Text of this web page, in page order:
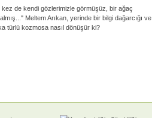
de kendi gözlerimizle görmüşüz, bir ağaç
Meltem Arıkan, yerinde bir bilgi dağarcığı ve
türlü kozmosa nasıl dönüşür ki?